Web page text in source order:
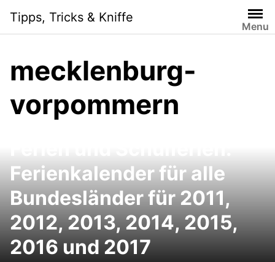
content
Tipps, Tricks & Kniffe
Menu
mecklenburg-
vorpommern
Ferienkalender für alle
Bundesländer für 2011,
2012, 2013, 2014, 2015,
2016 und 2017